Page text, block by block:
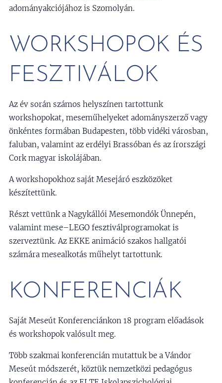
adományakciójához is Szomolyán.
WORKSHOPOK ÉS
FESZTIVÁLOK
Az év során számos helyszínen tartottunk
workshopokat, meseműhelyeket adományszerző vagy
önkéntes formában Budapesten, több vidéki városban,
faluban, valamint az erdélyi Brassóban és az írországi
Cork magyar iskolájában.
A workshopokhoz saját Mesejáró eszközöket
készítettünk.
Részt vettünk a Nagykállói Mesemondók Ünnepén,
valamint mese–LEGO fesztiválprogramokat is
szerveztünk. Az EKKE animáció szakos hallgatói
számára mesealkotás műhelyt tartottunk.
KONFERENCIÁK
Saját Meseút Konferenciánkon 18 program előadások
és workshopok valósult meg.
Több szakmai konferencián mutattuk be a Vándor
Meseút módszerét, köztük nemzetközi pedagógus